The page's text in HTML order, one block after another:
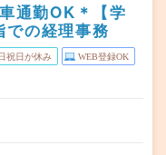
通勤OK＊【学
の経理事務
祝日が休み WEB登録OK